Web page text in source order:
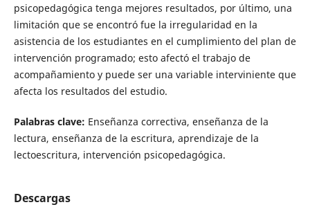
psicopedagógica tenga mejores resultados, por último, una
limitación que se encontró fue la irregularidad en la
asistencia de los estudiantes en el cumplimiento del plan de
intervención programado; esto afectó el trabajo de
acompañamiento y puede ser una variable interviniente que
afecta los resultados del estudio.
Palabras clave: Enseñanza correctiva, enseñanza de la
lectura, enseñanza de la escritura, aprendizaje de la
lectoescritura, intervención psicopedagógica.
Descargas